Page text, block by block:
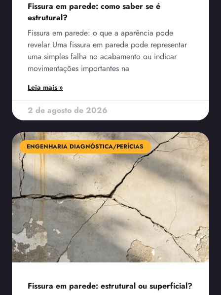
Fissura em parede: como saber se é
estrutural?
Fissura em parede: o que a aparência pode
revelar Uma fissura em parede pode representar
uma simples falha no acabamento ou indicar
movimentações importantes na
Leia mais »
2 de agosto de 2026
ENGENHARIA DIAGNÓSTICA/PERÍCIAS
Fissura em parede: estrutural ou superficial?